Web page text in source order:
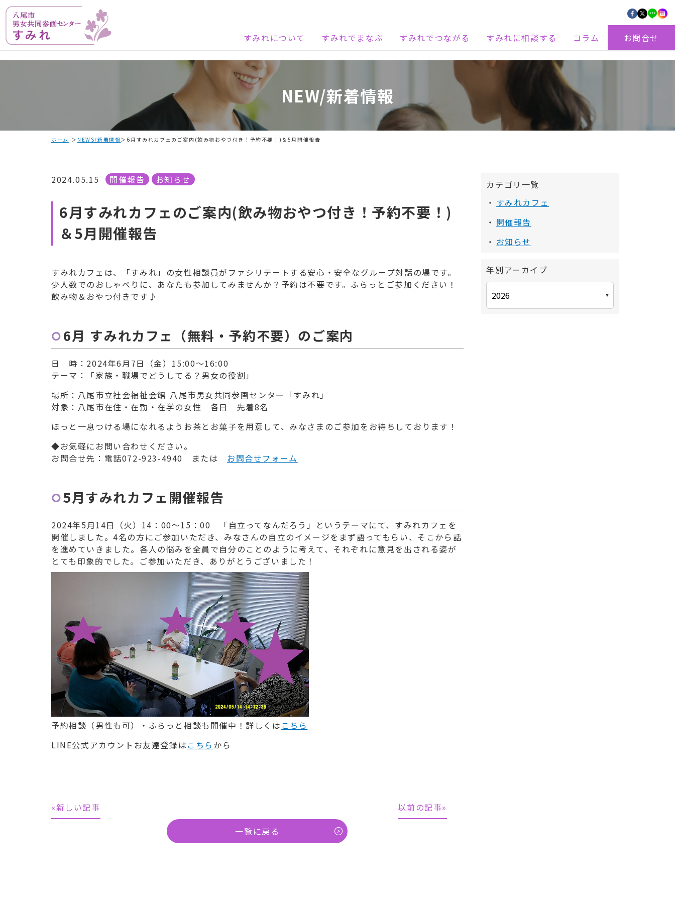
すみれについて すみれでまなぶ すみれでつながる すみれに相談する コラム お問合せ
NEW/新着情報
ホーム NEWS/新着情報 6月すみれカフェのご案内(飲み物おやつ付き！予約不要！)＆5月開催報告
2024.05.15 開催報告 お知らせ
6月すみれカフェのご案内(飲み物おやつ付き！予約不要！)
＆5月開催報告
すみれカフェは、「すみれ」の女性相談員がファシリテートする安心・安全なグループ対話の場です。
少人数でのおしゃべりに、あなたも参加してみませんか？予約は不要です。ふらっとご参加ください！
飲み物＆おやつ付きです♪
6月 すみれカフェ（無料・予約不要）のご案内
日 時：2024年6月7日（金）15:00～16:00
テーマ：「家族・職場でどうしてる？男女の役割」
場所：八尾市立社会福祉会館 八尾市男女共同参画センター「すみれ」
対象：八尾市在住・在勤・在学の女性 各日 先着8名
ほっと一息つける場になれるようお茶とお菓子を用意して、みなさまのご参加をお待ちしております！
◆お気軽にお問い合わせください。
お問合せ先：電話072-923-4940 または お問合せフォーム
5月すみれカフェ開催報告
2024年5月14日（火）14：00～15：00 「自立ってなんだろう」というテーマにて、すみれカフェを
開催しました。4名の方にご参加いただき、みなさんの自立のイメージをまず語ってもらい、そこから話
を進めていきました。各人の悩みを全員で自分のことのように考えて、それぞれに意見を出される姿が
とても印象的でした。ご参加いただき、ありがとうございました！
予約相談（男性も可）・ふらっと相談も開催中！詳しくは こちら
LINE公式アカウントお友達登録はこちら から
«新しい記事
以前の記事»
一覧に戻る
カテゴリ一覧
すみれカフェ
開催報告
お知らせ
年別アーカイブ